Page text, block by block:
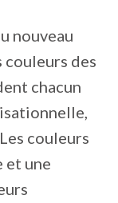
nouveau
couleurs des
chacun
couleurs
et une